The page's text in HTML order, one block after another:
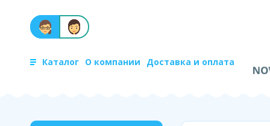
Каталог О компании Доставка и оплата